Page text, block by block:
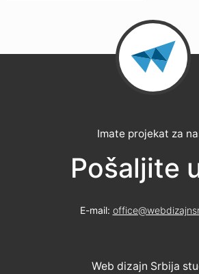
Imate projekat za
Pošaljite
E-mail:
Web dizajn Srbija